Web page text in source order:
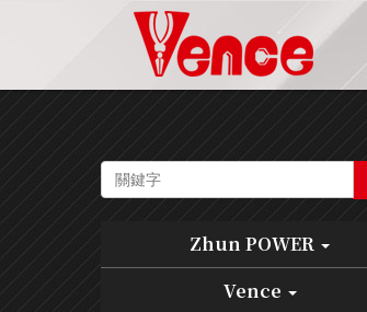
Zhun POWER
Vence